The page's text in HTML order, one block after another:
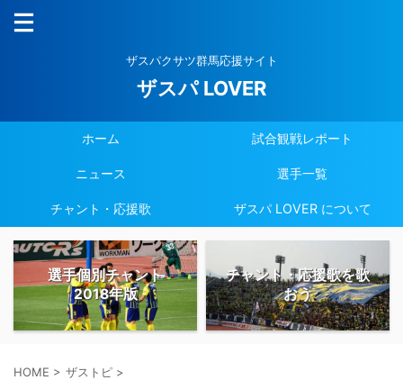
ザスパクサツ群馬応援サイト
ザスパ LOVER
ホーム 試合観戦レポート
ニュース 選手一覧
チャント・応援歌 ザスパ LOVER について
選手個別チャント
2018年版
チャント・応援歌を歌
おう
HOME > ザストピ >